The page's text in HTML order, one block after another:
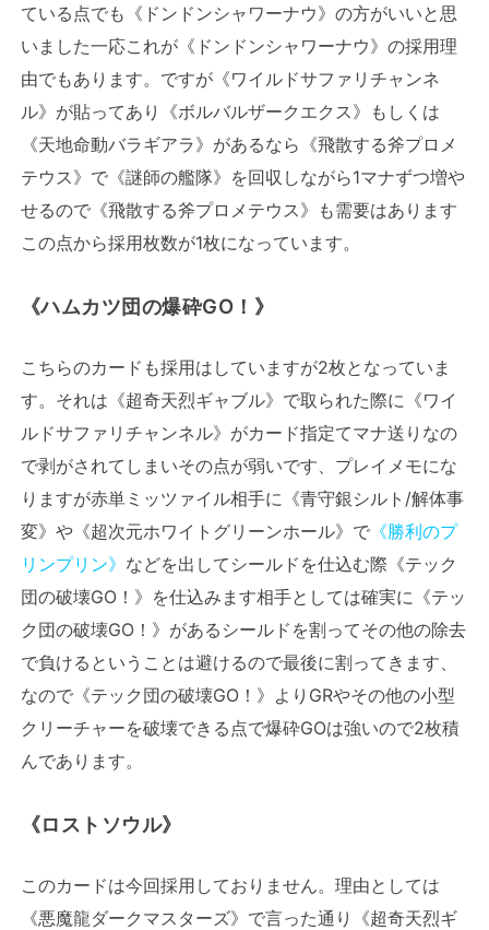
ている点でも《ドンドンシャワーナウ》の方がいいと思
いました一応これが《ドンドンシャワーナウ》の採用理
由でもあります。ですが《ワイルドサファリチャンネ
ル》が貼ってあり《ボルバルザークエクス》もしくは
《天地命動バラギアラ》があるなら《飛散する斧プロメ
テウス》で《謎師の艦隊》を回収しながら1マナずつ増や
せるので《飛散する斧プロメテウス》も需要はあります
この点から採用枚数が1枚になっています。
《ハムカツ団の爆砕GO！》
こちらのカードも採用はしていますが2枚となっていま
す。それは《超奇天烈ギャブル》で取られた際に《ワイ
ルドサファリチャンネル》がカード指定てマナ送りなの
で剥がされてしまいその点が弱いです、プレイメモにな
りますが赤単ミッツァイル相手に《青守銀シルト/解体事
変》や《超次元ホワイトグリーンホール》で 《勝利のプ
リンプリン》 などを出してシールドを仕込む際《テック
団の破壊GO！》を仕込みます相手としては確実に《テッ
ク団の破壊GO！》があるシールドを割ってその他の除去
で負けるということは避けるので最後に割ってきます、
なので《テック団の破壊GO！》よりGRやその他の小型
クリーチャーを破壊できる点で爆砕GOは強いので2枚積
んであります。
《ロストソウル》
このカードは今回採用しておりません。理由としては
《悪魔龍ダークマスターズ》で言った通り《超奇天烈ギ